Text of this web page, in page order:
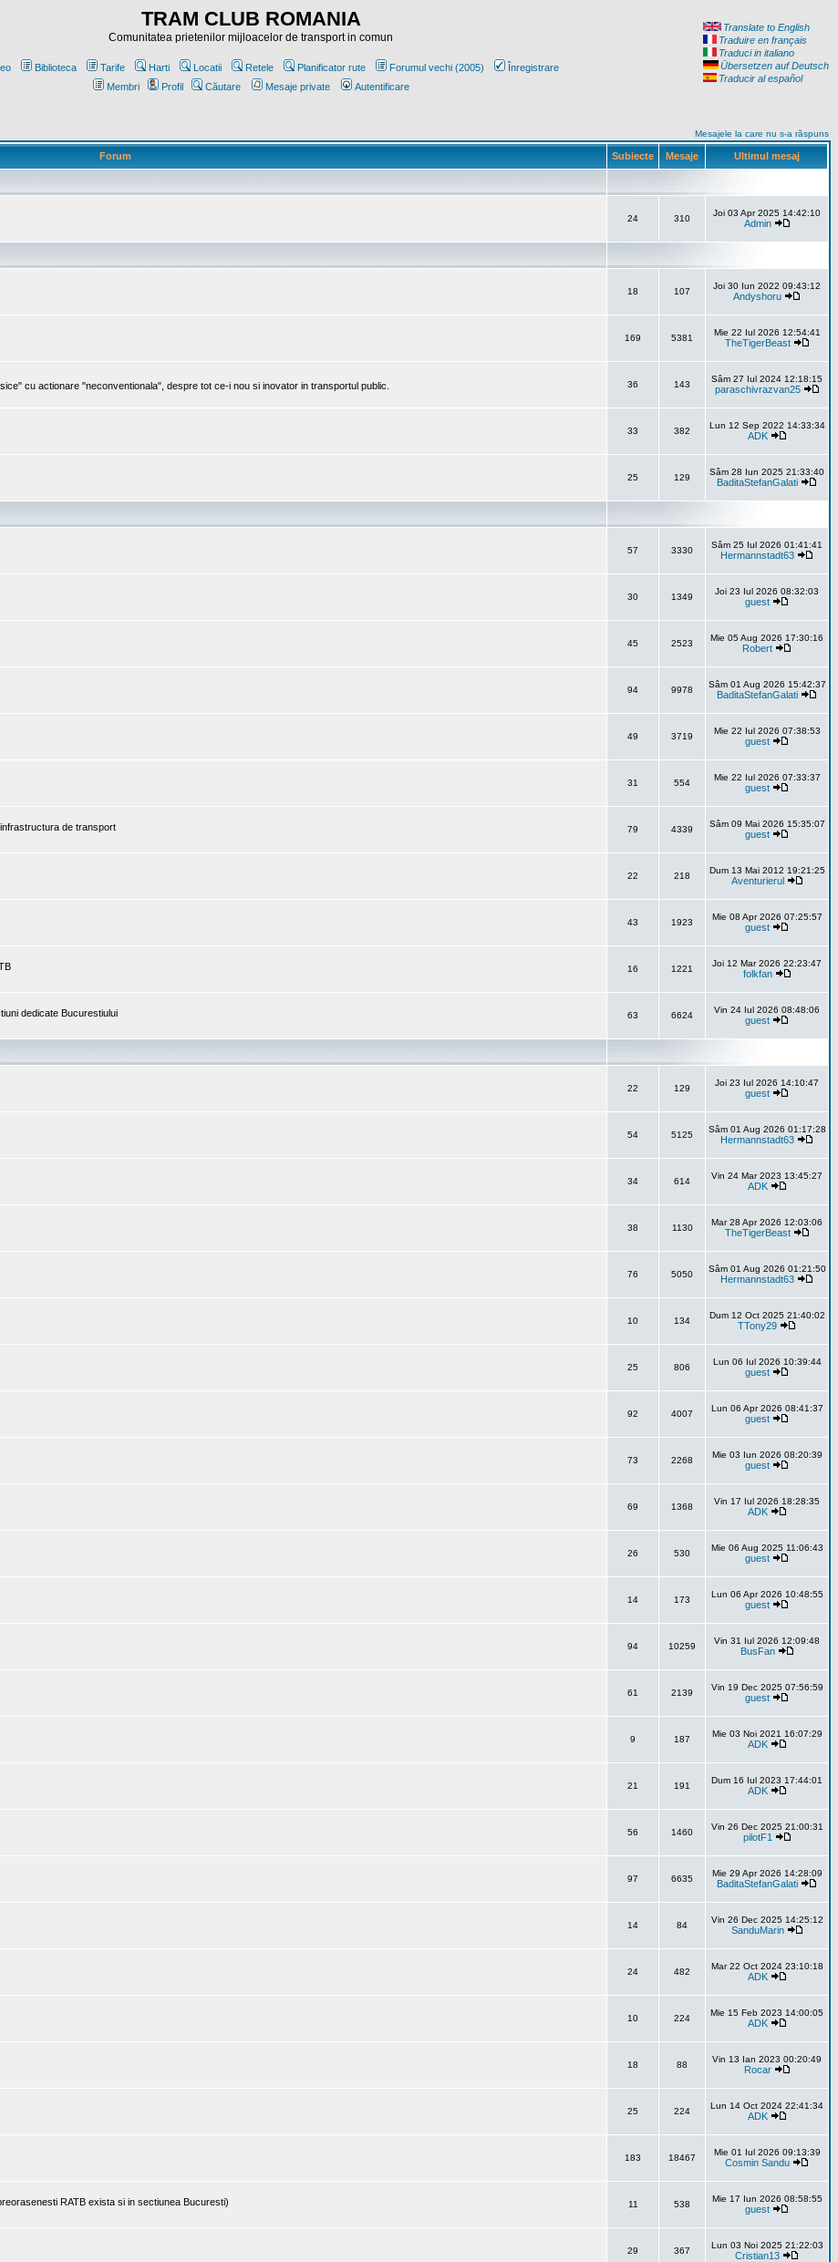
TRAM CLUB ROMANIA
Comunitatea prietenilor mijloacelor de transport in comun
Biblioteca Tarife Harti Locatii Retele Planificator rute Forumul vechi (2005)
Înregistrare
Membri
Profil Căutare Mesaje private Autentificare
Translate to English
Traduire en français
Traduci in italiano
Übersetzen auf Deutsch
Traducir al español
Mesajele la care nu s-a răspuns
Forum Subiecte Mesaje Ultimul mesaj
24 310
Joi 03 Apr 2025 14:42:10
Admin
18 107
Joi 30 Iun 2022 09:43:12
Andyshoru
169 5381
Mie 22 Iul 2026 12:54:41
TheTigerBeast
cu actionare "neconventionala", despre tot ce-i nou si inovator in transportul public. 36 143
Sâm 27 Iul 2024 12:18:15
paraschivrazvan25
33 382
Lun 12 Sep 2022 14:33:34
ADK
25 129
Sâm 28 Iun 2025 21:33:40
BaditaStefanGalati
57 3330
Sâm 25 Iul 2026 01:41:41
Hermannstadt63
30 1349
Joi 23 Iul 2026 08:32:03
guest
45 2523
Mie 05 Aug 2026 17:30:16
Robert
94 9978
Sâm 01 Aug 2026 15:42:37
BaditaStefanGalati
49 3719
Mie 22 Iul 2026 07:38:53
guest
31 554
Mie 22 Iul 2026 07:33:37
guest
de transport 79 4339
Sâm 09 Mai 2026 15:35:07
guest
22 218
Dum 13 Mai 2012 19:21:25
Aventurierul
43 1923
Mie 08 Apr 2026 07:25:57
guest
16 1221
Joi 12 Mar 2026 22:23:47
folkfan
dedicate Bucurestiului 63 6624
Vin 24 Iul 2026 08:48:06
guest
22 129
Joi 23 Iul 2026 14:10:47
guest
54 5125
Sâm 01 Aug 2026 01:17:28
Hermannstadt63
34 614
Vin 24 Mar 2023 13:45:27
ADK
38 1130
Mar 28 Apr 2026 12:03:06
TheTigerBeast
76 5050
Sâm 01 Aug 2026 01:21:50
Hermannstadt63
10 134
Dum 12 Oct 2025 21:40:02
TTony29
25 806
Lun 06 Iul 2026 10:39:44
guest
92 4007
Lun 06 Apr 2026 08:41:37
guest
73 2268
Mie 03 Iun 2026 08:20:39
guest
69 1368
Vin 17 Iul 2026 18:28:35
ADK
26 530
Mie 06 Aug 2025 11:06:43
guest
14 173
Lun 06 Apr 2026 10:48:55
guest
94 10259
Vin 31 Iul 2026 12:09:48
BusFan
61 2139
Vin 19 Dec 2025 07:56:59
guest
9 187
Mie 03 Noi 2021 16:07:29
ADK
21 191
Dum 16 Iul 2023 17:44:01
ADK
56 1460
Vin 26 Dec 2025 21:00:31
pilotF1
97 6635
Mie 29 Apr 2026 14:28:09
BaditaStefanGalati
14 84
Vin 26 Dec 2025 14:25:12
SanduMarin
24 482
Mar 22 Oct 2024 23:10:18
ADK
10 224
Mie 15 Feb 2023 14:00:05
ADK
18 88
Vin 13 Ian 2023 00:20:49
Rocar
25 224
Lun 14 Oct 2024 22:41:34
ADK
183 18467
Mie 01 Iul 2026 09:13:39
Cosmin Sandu
RATB exista si in sectiunea Bucuresti) 11 538
Mie 17 Iun 2026 08:58:55
guest
29 367
Lun 03 Noi 2025 21:22:03
Cristian13